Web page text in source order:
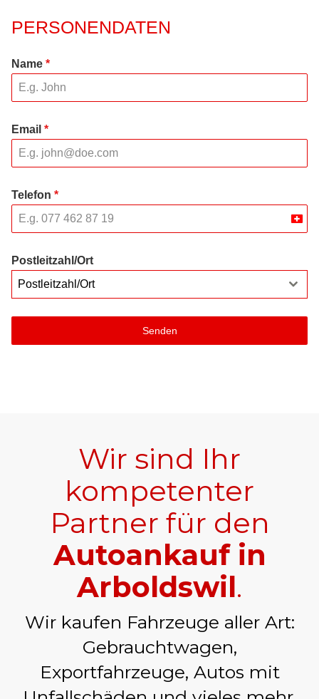
PERSONENDATEN
Name *
Email *
Telefon *
Postleitzahl/Ort
Postleitzahl/Ort
Senden
Wir sind Ihr
kompetenter
Partner für den
Autoankauf in
Arboldswil.
Wir kaufen Fahrzeuge aller Art:
Gebrauchtwagen,
Exportfahrzeuge, Autos mit